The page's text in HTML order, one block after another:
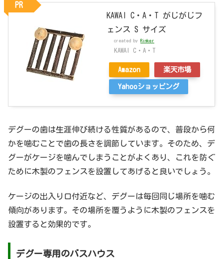
KAWAI C・A・T がじがじフ
ェンス S サイズ
created by Rinker
KAWAI C・A・T
Amazon 楽天市場
Yahooショッピング
PR
デグーの歯は生涯伸び続ける性質があるので、普段から何
かを噛むことで歯の長さを調節しています。そのため、デ
グーがケージを噛んでしまうことがよくあり、これを防ぐ
ために木製のフェンスを設置してあげると良いでしょう。
ケージの出入り口付近など、デグーは毎回同じ場所を噛む
傾向があります。その場所を覆うように木製のフェンスを
設置すると効果的です。
デグー専用のバスハウス